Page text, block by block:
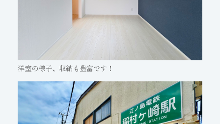
洋室の様子、収納も豊富です！